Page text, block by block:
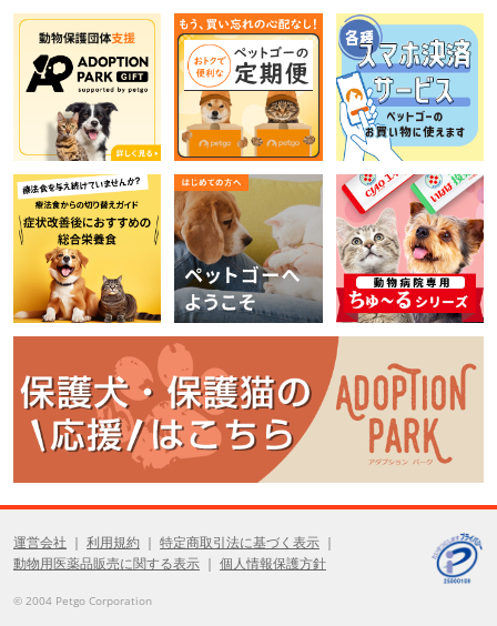
運営会社 利用規約
特定商取引法に基づく表示
動物用医薬品販売に関する表示
個人情報保護方針
© 2004 Petgo Corporation